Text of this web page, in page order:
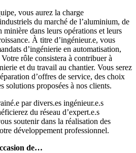
vous aurez la charge
du marché de l’aluminium, de
minière dans leurs opérations et leurs
À titre d’ingénieur.e, vous
d’ingénierie en automatisation,
rôle consistera à contribuer à
et du travail au chantier. Vous serez
d’offres de service, des choix
solutions proposées à nos clients.
par divers.es ingénieur.e.s
du réseau d’expert.e.s
soutenir dans la réalisation des
développement professionnel.
de…